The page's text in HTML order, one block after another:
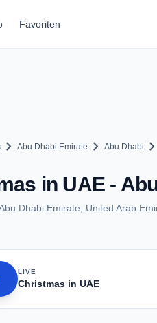
Favoriten
chevron_right Abu Dhabi Emirate chevron_right Abu Dhabi chevron_right
in UAE -
Dhabi Emirate, United Arab
LIVE
Christmas in UAE